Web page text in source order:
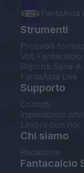
FantaAsta
Strumenti
Probabili
Voti Fantacalcio
Rigoristi Serie A
FantaAsta Live
Supporto
Contatti
Impostazioni
Lavora con noi
Chi siamo
Redazione
Fantacalcio